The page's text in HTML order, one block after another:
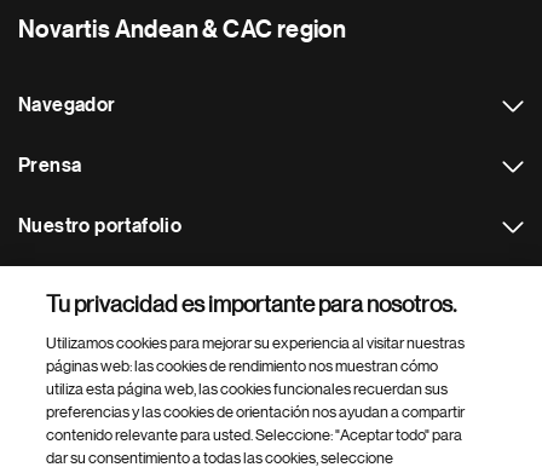
Novartis Andean & CAC region
Navegador
Prensa
Nuestro portafolio
Footer Site Search
Tu privacidad es importante para nosotros.
Utilizamos cookies para mejorar su experiencia al visitar nuestras
páginas web: las cookies de rendimiento nos muestran cómo
utiliza esta página web, las cookies funcionales recuerdan sus
preferencias y las cookies de orientación nos ayudan a compartir
contenido relevante para usted. Seleccione: "Aceptar todo" para
dar su consentimiento a todas las cookies, seleccione